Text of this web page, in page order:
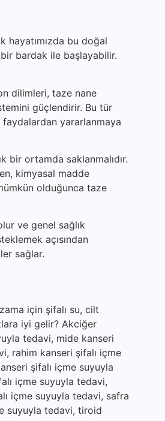
hayatımızda bu doğal
bir bardak ile başlayabilir.
dilimleri, taze nane
güçlendirir. Bu tür
faydalardan yararlanmaya
bir ortamda saklanmalıdır.
kimyasal madde
olduğunca taze
ve genel sağlık
açısından
sağlar.
için şifalı su, cilt
iyi gelir? Akciğer
tedavi, mide kanseri
rahim kanseri şifalı içme
şifalı içme suyuyla
içme suyuyla tedavi,
içme suyuyla tedavi, safra
suyuyla tedavi, tiroid